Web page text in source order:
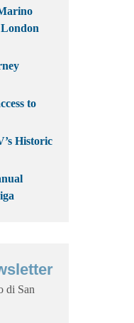
to
Historic
di San